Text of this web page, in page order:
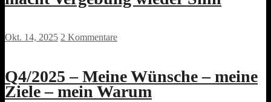
Okt. 14, 2025 2 Kommentare
Q4/2025 – Meine Wünsche – meine
Ziele – mein Warum